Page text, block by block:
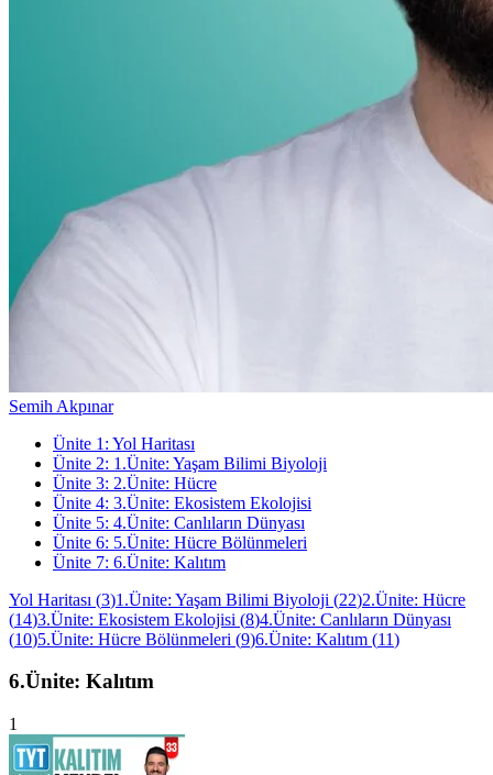
Semih Akpınar
Ünite 1 : Yol Haritası
Ünite 2: 1.Ünite: Yaşam Bilimi Biyoloji
Ünite 3: 2.Ünite: Hücre
Ünite 4: 3.Ünite: Ekosistem Ekolojisi
Ünite 5: 4.Ünite: Canlıların Dünyası
Ünite 6: 5.Ünite: Hücre Bölünmeleri
Ünite 7: 6.Ünite: Kalıtım
Yol Haritası (3)1.Ünite: Yaşam Bilimi Biyoloji (22)2.Ünite: Hücre
(14)3.Ünite: Ekosistem Ekolojisi (8)4.Ünite: Canlıların Dünyası
(10)5.Ünite: Hücre Bölünmeleri (9)6.Ünite: Kalıtım (11)
6.Ünite: Kalıtım
1